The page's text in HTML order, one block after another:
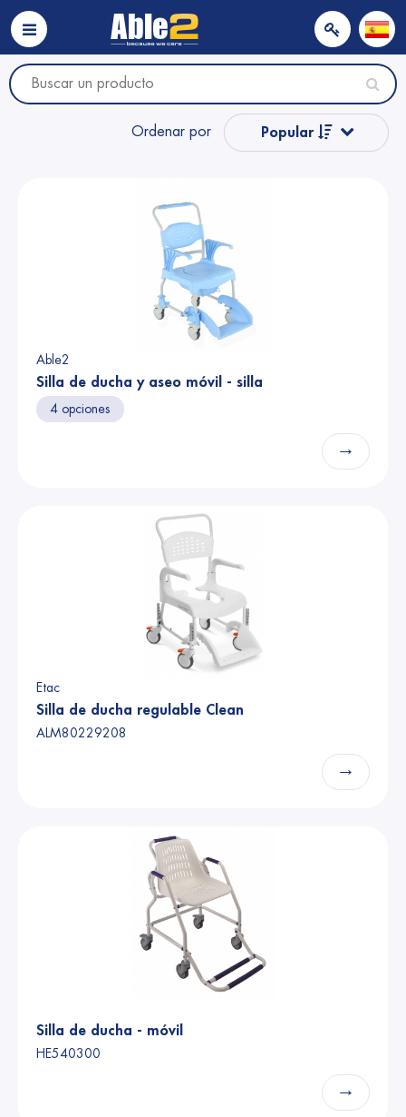
Ordenar por Popular
Able2
Silla de ducha y aseo móvil - silla
4 opciones
→
Etac
Silla de ducha regulable Clean
ALM80229208
→
Silla de ducha - móvil
HE540300
→